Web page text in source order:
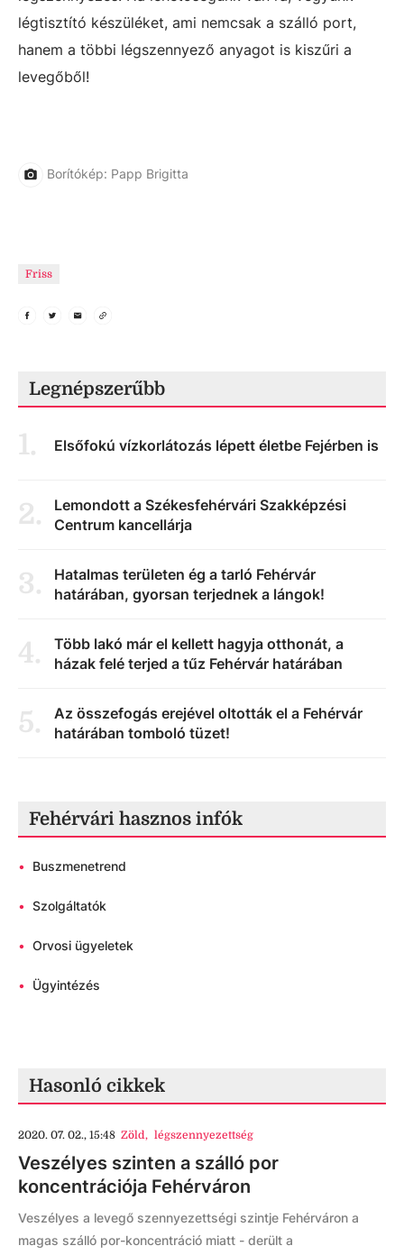
légtisztító készüléket, ami nemcsak a szálló port,
hanem a többi légszennyező anyagot is kiszűri a
levegőből!
Borítókép: Papp Brigitta
Friss
Legnépszerűbb
1. Elsőfokú vízkorlátozás lépett életbe Fejérben is
2.
Lemondott a Székesfehérvári Szakképzési
Centrum kancellárja
3.
Hatalmas területen ég a tarló Fehérvár
határában, gyorsan terjednek a lángok!
4.
Több lakó már el kellett hagyja otthonát, a
házak felé terjed a tűz Fehérvár határában
5.
Az összefogás erejével oltották el a Fehérvár
határában tomboló tüzet!
Fehérvári hasznos infók
• Buszmenetrend
• Szolgáltatók
• Orvosi ügyeletek
• Ügyintézés
Hasonló cikkek
2020. 07. 02., 15:48 Zöld, légszennyezettség
Veszélyes szinten a szálló por
koncentrációja Fehérváron
Veszélyes a levegő szennyezettségi szintje Fehérváron a
magas szálló por-koncentráció miatt - derült a